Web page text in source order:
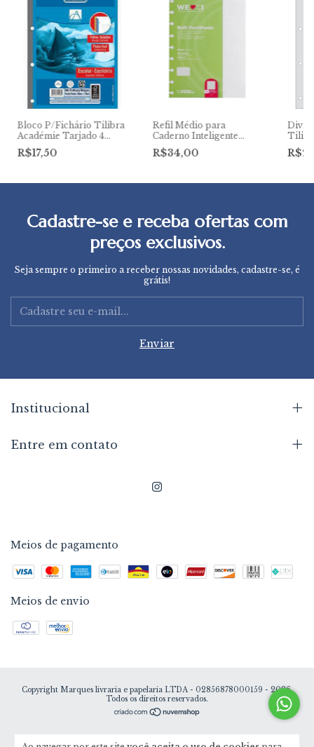
Bloco P/Fichário Tilibra
Académie Tarjado 4
Furos Linha Azul C/96
Fls
R$17,50
Refil Médio para
Caderno Inteligente
Pontilhado
R$34,00
C/6
Cadastre-se e receba ofertas com
preços exclusivos.
Seja sempre o primeiro a receber nossas novidades, cadastre-se, é
grátis!
Institucional
Entre em contato
Meios de pagamento
Meios de envio
Copyright Marques livraria e papelaria LTDA - 02856878000159 - 2026.
Todos os direitos reservados.